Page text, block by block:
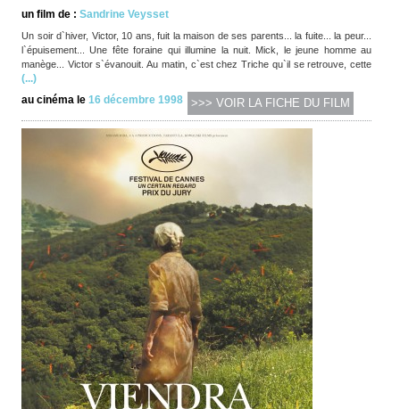
un film de : Sandrine Veysset
Un soir d`hiver, Victor, 10 ans, fuit la maison de ses parents... la fuite... la peur...
l`épuisement... Une fête foraine qui illumine la nuit. Mick, le jeune homme au
manège... Victor s`évanouit. Au matin, c`est chez Triche qu`il se retrouve, cette
(...)
au cinéma le 16 décembre 1998 >>> VOIR LA FICHE DU FILM